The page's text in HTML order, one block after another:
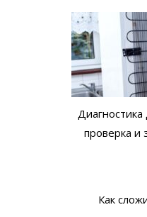
Диагностика
проверка и
Как